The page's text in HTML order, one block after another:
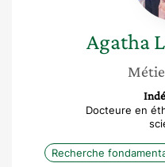
Agatha
Docteure en
Recherche